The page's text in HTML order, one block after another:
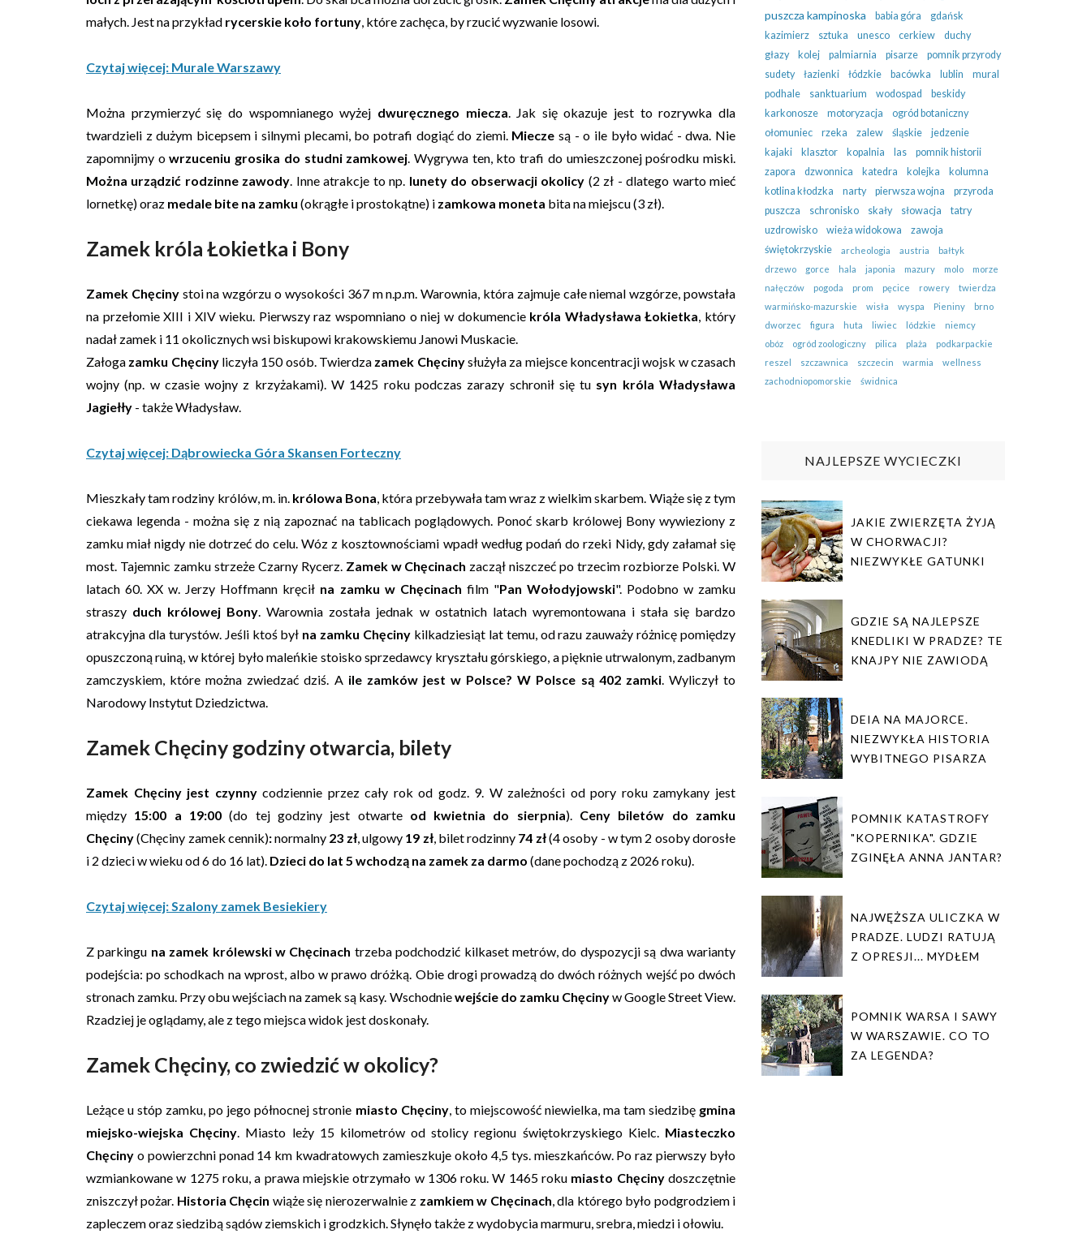
małych. Jest na przykład rycerskie koło fortuny, które zachęca, by rzucić wyzwanie losowi.
Czytaj więcej: Murale Warszawy
Można przymierzyć się do wspomnianego wyżej dwuręcznego miecza. Jak się okazuje jest to rozrywka dla
twardzieli z dużym bicepsem i silnymi plecami, bo potrafi dogiąć do ziemi. Miecze są - o ile było widać - dwa. Nie
zapomnijmy owrzuceniu grosika do studni zamkowej. Wygrywa ten, kto trafi do umieszczonej pośrodku miski.
Można urządzić rodzinne zawody. Inne atrakcje to np. lunety do obserwacji okolicy (2 zł - dlatego warto mieć
lornetkę) oraz medale bite na zamku (okrągłe i prostokątne) i zamkowa moneta bita na miejscu (3 zł).
Zamek króla Łokietka i Bony
Zamek Chęciny stoi na wzgórzu o wysokości 367 m n.p.m. Warownia, która zajmuje całe niemal wzgórze, powstała
na przełomie XIII i XIV wieku. Pierwszy raz wspomniano o niej w dokumencie króla Władysława Łokietka, który
nadał zamek i 11 okolicznych wsi biskupowi krakowskiemu Janowi Muskacie.
Załoga zamku Chęcinyliczyła 150 osób. Twierdza zamek Chęcinysłużyła za miejsce koncentracji wojsk w czasach
wojny (np. w czasie wojny z krzyżakami). W 1425 roku podczas zarazy schronił się tu syn króla Władysława
Jagiełły - także Władysław.
Czytaj więcej: Dąbrowiecka Góra Skansen Forteczny
Mieszkały tam rodziny królów, m. in. królowa Bona, która przebywała tam wraz z wielkim skarbem. Wiąże się z tym
ciekawa legenda - można się z nią zapoznać na tablicach poglądowych. Ponoć skarb królowej Bony wywieziony z
zamku miał nigdy nie dotrzeć do celu. Wóz z kosztownościami wpadł według podań do rzeki Nidy, gdy załamał się
most. Tajemnic zamku strzeże Czarny Rycerz. Zamek w Chęcinach zaczął niszczeć po trzecim rozbiorze Polski. W
latach 60. XX w. Jerzy Hoffmann kręcił na zamku w Chęcinach film "Pan Wołodyjowski". Podobno w zamku
straszy duch królowej Bony. Warownia została jednak w ostatnich latach wyremontowana i stała się bardzo
atrakcyjna dla turystów. Jeśli ktoś był na zamku Chęciny kilkadziesiąt lat temu, od razu zauważy różnicę pomiędzy
opuszczoną ruiną, w której było maleńkie stoisko sprzedawcy kryształu górskiego, a pięknie utrwalonym, zadbanym
zamczyskiem, które można zwiedzać dziś. A ile zamków jest w Polsce? W Polsce są 402 zamki. Wyliczył to
Narodowy Instytut Dziedzictwa.
Zamek Chęciny godziny otwarcia, bilety
Zamek Chęciny jest czynnycodziennie przez cały rok od godz. 9. W zależności od pory roku zamykany jest
między 15:00 a 19:00(do tej godziny jest otwarte od kwietnia do sierpnia). Ceny biletów do zamku
Chęciny(Chęciny zamek cennik):normalny 23 zł, ulgowy 19 zł, bilet rodzinny 74 zł(4 osoby - w tym 2 osoby dorosłe
i 2 dzieci w wieku od 6 do 16 lat). Dzieci do lat 5 wchodzą na zamek za darmo (dane pochodzą z 2026 roku).
Czytaj więcej: Szalony zamek Besiekiery
Z parkingu na zamek królewski w Chęcinach trzeba podchodzić kilkaset metrów, do dyspozycji są dwa warianty
podejścia: po schodkach na wprost, albo w prawo dróżką. Obie drogi prowadzą do dwóch różnych wejść po dwóch
stronach zamku. Przy obu wejściach na zamek są kasy. Wschodniewejście do zamku Chęcinyw Google Street View.
Rzadziej je oglądamy, ale z tego miejsca widok jest doskonały.
Zamek Chęciny, co zwiedzić w okolicy?
Leżące u stóp zamku, po jego północnej stronie miasto Chęciny, to miejscowość niewielka, ma tam siedzibę gmina
miejsko-wiejska Chęciny. Miasto leży 15 kilometrów od stolicy regionu świętokrzyskiego Kielc. Miasteczko
Chęciny o powierzchni ponad 14 km kwadratowych zamieszkuje około 4,5 tys. mieszkańców. Po raz pierwszy było
wzmiankowane w 1275 roku, a prawa miejskie otrzymało w 1306 roku. W 1465 roku miasto Chęcinydoszczętnie
zniszczył pożar. Historia Chęcin wiąże się nierozerwalnie z zamkiem w Chęcinach, dla którego było podgrodziem i
zapleczem oraz siedzibą sądów ziemskich i grodzkich. Słynęło także z wydobycia marmuru, srebra, miedzi i ołowiu.
puszcza kampinoska
babia góra
gdańsk
kazimierz
sztuka unesco cerkiew
duchy
głazy
kolej palmiarnia pisarze
pomnik przyrody
sudety
łazienki łódzkie bacówka lublin
mural
podhale
sanktuarium wodospad
beskidy
karkonosze
motoryzacja
ogród botaniczny
ołomuniec
rzeka zalew śląskie
jedzenie
kajaki
klasztor kopalnia las
pomnik historii
zapora
dzwonnica katedra kolejka
kolumna
kotlina kłodzka
narty pierwsza wojna
przyroda
puszcza
schronisko skały słowacja
tatry
uzdrowisko
wieża widokowa
zawoja
świętokrzyskie
archeologia austria
bałtyk
drzewo
gorce hala japonia mazury molo
morze
nałęczów
pogoda prom pęcice rowery
twierdza
warmińsko-mazurskie
wisła wyspa Pieniny
brno
dworzec
figura huta liwiec lódzkie
niemcy
obóz
ogród zoologiczny pilica plaża
podkarpackie
reszel
szczawnica szczecin warmia
wellness
zachodniopomorskie
świdnica
NAJLEPSZE WYCIECZKI
JAKIE ZWIERZĘTA ŻYJĄ
W CHORWACJI?
NIEZWYKŁE GATUNKI
GDZIE SĄ NAJLEPSZE
KNEDLIKI W PRADZE? TE
KNAJPY NIE ZAWIODĄ
DEIA NA MAJORCE.
NIEZWYKŁA HISTORIA
WYBITNEGO PISARZA
POMNIK KATASTROFY
"KOPERNIKA". GDZIE
ZGINĘŁA ANNA JANTAR?
NAJWĘŻSZA ULICZKA W
PRADZE. LUDZI RATUJĄ
Z OPRESJI... MYDŁEM
POMNIK WARSA I SAWY
W WARSZAWIE. CO TO
ZA LEGENDA?